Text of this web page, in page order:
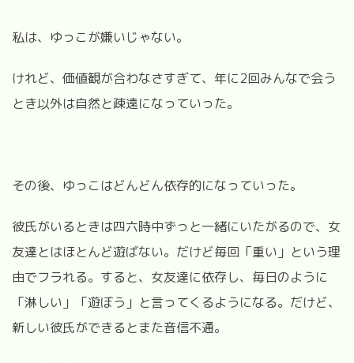
私は、ゆっこが嫌いじゃない。
けれど、価値観が合わなさすぎて、年に2回みんなで会う
とき以外は自然と疎遠になっていった。
その後、ゆっこはどんどん依存的になっていった。
彼氏がいるときは四六時中ずっと一緒にいたがるので、女
友達とはほとんど遊ばない。だけど毎回「重い」という理
由でフラれる。すると、女友達に依存し、毎日のように
「淋しい」「遊ぼう」と言ってくるようになる。だけど、
新しい彼氏ができるとまた音信不通。